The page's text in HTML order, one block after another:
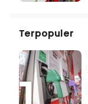
Terpopuler